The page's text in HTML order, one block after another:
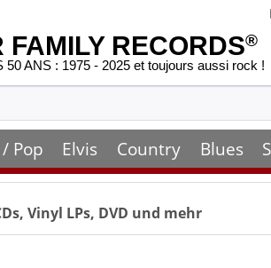
FAMILY RECORDS®
50 ANS : 1975 - 2025 et toujours aussi rock !
Pop Elvis Country Blues
Vinyl LPs, DVD und mehr